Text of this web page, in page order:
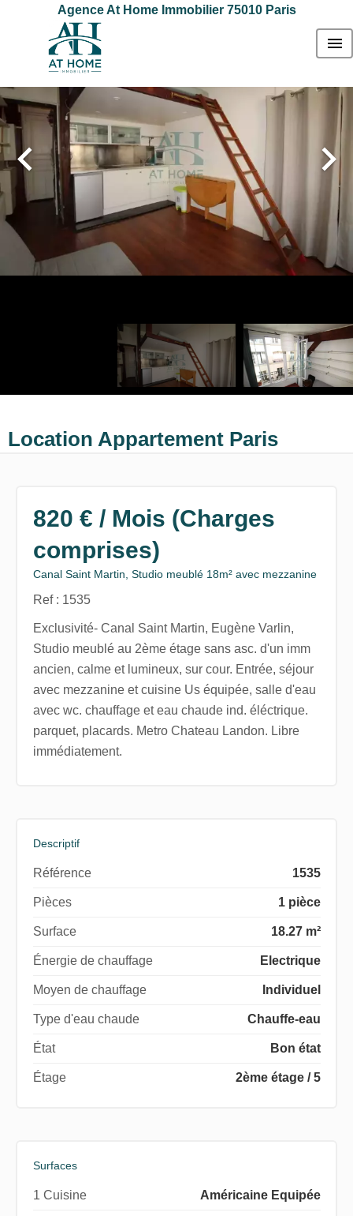
Agence At Home Immobilier 75010 Paris
Location Appartement Paris
820 € / Mois (Charges
comprises)
Canal Saint Martin, Studio meublé 18m² avec mezzanine
Ref : 1535
Exclusivité- Canal Saint Martin, Eugène Varlin,
Studio meublé au 2ème étage sans asc. d'un imm
ancien, calme et lumineux, sur cour. Entrée, séjour
avec mezzanine et cuisine Us équipée, salle d'eau
avec wc. chauffage et eau chaude ind. éléctrique.
parquet, placards. Metro Chateau Landon. Libre
immédiatement.
Descriptif
Référence 1535
Pièces 1 pièce
Surface 18.27 m²
Énergie de chauffage Electrique
Moyen de chauffage Individuel
Type d'eau chaude Chauffe-eau
État Bon état
Étage 2ème étage / 5
Surfaces
1 Cuisine Américaine Equipée